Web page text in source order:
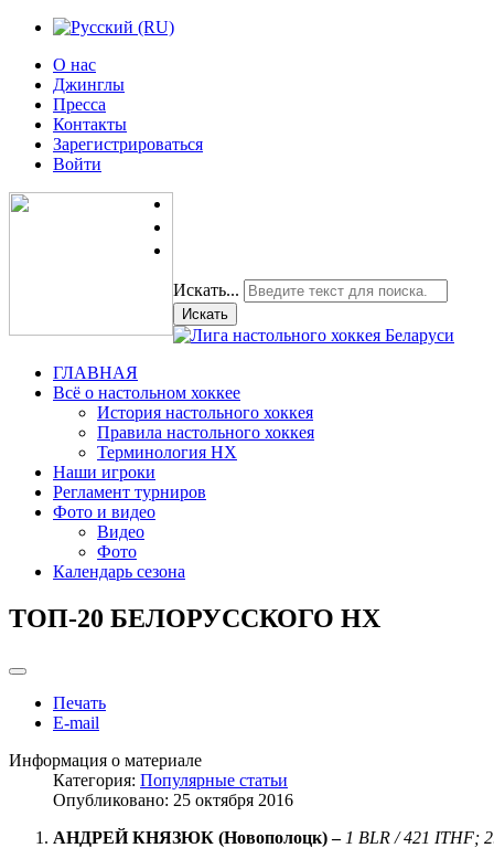
О нас
Джинглы
Пресса
Контакты
Зарегистрироваться
Войти
Искать...
Искать
ГЛАВНАЯ
Всё о настольном хоккее
История настольного хоккея
Правила настольного хоккея
Терминология НХ
Наши игроки
Регламент турниров
Фото и видео
Видео
Фото
Календарь сезона
ТОП-20 БЕЛОРУССКОГО НХ
Печать
E-mail
Информация о материале
Категория: Популярные статьи
Опубликовано: 25 октября 2016
АНДРЕЙ КНЯЗЮК (Новополоцк) – 1 BLR / 421 ITHF;